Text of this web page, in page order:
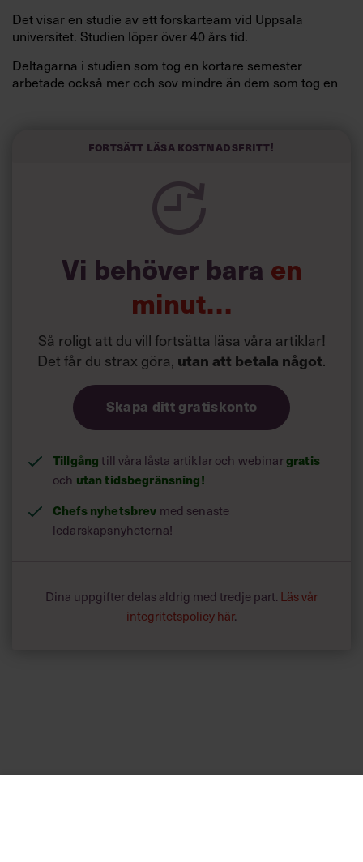
Det visar en studie av ett forskarteam vid Uppsala
universitet. Studien löper över 40 års tid.
Deltagarna i studien som tog en kortare semester
arbetade också mer och sov mindre än dem som tog en
Forskarna tror sig dessutom kunna uttyda att en längre
försök att förändra livsstilsvanor.
Fortsätt läsa kostnadsfritt!
Vi behöver bara en
minut…
Så roligt att du vill fortsätta läsa våra artiklar!
Det får du strax göra, utan att betala något.
Skapa ditt gratiskonto
Tillgång till våra låsta artiklar och webinargratis
och utan tidsbegränsning!
Chefs nyhetsbrev med senaste
ledarskapsnyheterna!
Dina uppgifter delas aldrig med tredje part. Läs vår
integritetspolicy här.